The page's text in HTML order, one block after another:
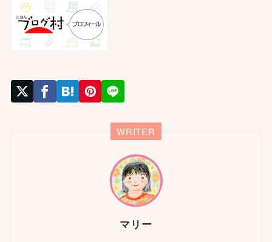
WRITER
マリー